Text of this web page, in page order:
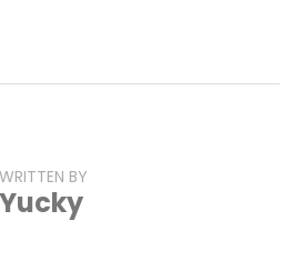
WRITTEN BY
Yucky